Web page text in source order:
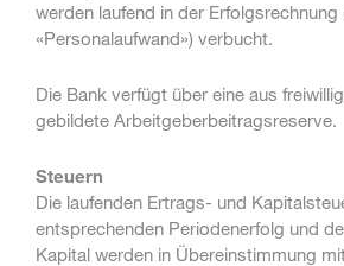
werden laufend in der
«Personalaufwand») verbucht.
Die Bank verfügt über eine aus
gebildete Arbeitgeberbeitragsreserve.
Steuern
Die laufenden Ertrags- und
entsprechenden Periodenerfolg und
Kapital werden in Übereinstimmung